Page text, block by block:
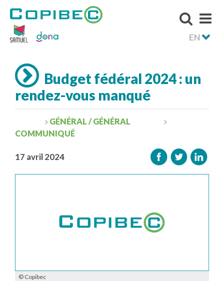
EN
Budget fédéral 2024 : un
rendez-vous manqué
GÉNÉRAL / GÉNÉRAL
COMMUNIQUÉ
17 avril 2024
© Copibec